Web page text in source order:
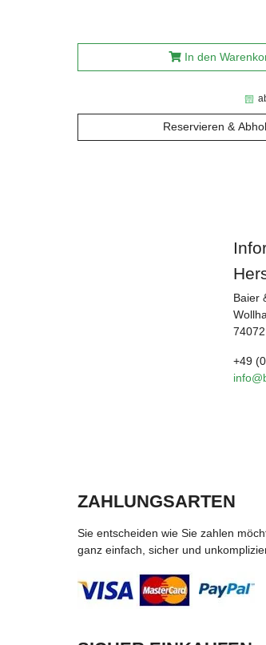
Reservieren &
In den
Baier
+49
ZAHLUNGSARTEN
Sie entscheiden wie Sie zahlen
ganz einfach, sicher und